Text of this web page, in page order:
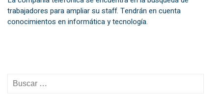
trabajadores para ampliar su staff. Tendrán en cuenta
conocimientos en informática y tecnología.